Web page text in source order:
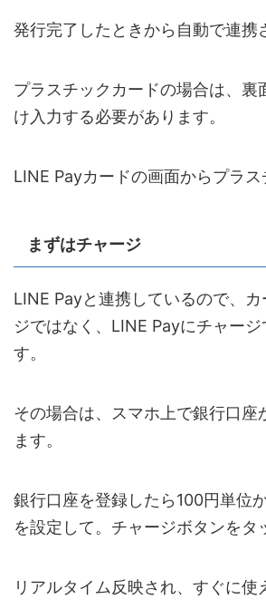
発行完了したときから自動で連携
プラスチックカードの場合は、裏
け入力する必要があります。
LINE Payカードの画面からプラス
まずはチャージ
LINE Payと連携しているので、
ジではなく、LINE Payにチャー
す。
その場合は、スマホ上で銀行口座
ます。
銀行口座を登録したら100円単位
を設定して。チャージボタンをタ
リアルタイム反映され、すぐに使